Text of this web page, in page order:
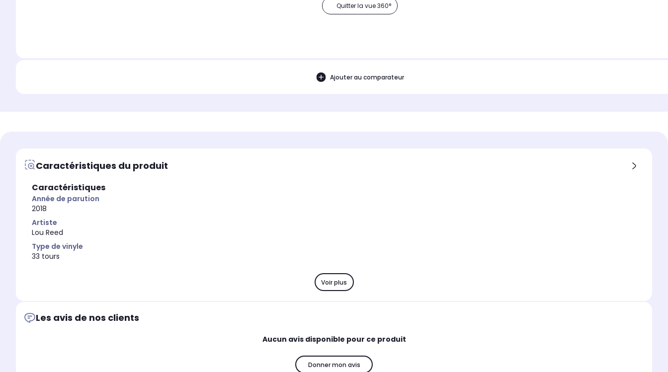
Quitter la vue 360°
Ajouter au comparateur
Caractéristiques du produit
Caractéristiques
Année de parution
2018
Artiste
Lou Reed
Type de vinyle
33 tours
Voir plus
Les avis de nos clients
Aucun avis disponible pour ce produit
Donner mon avis